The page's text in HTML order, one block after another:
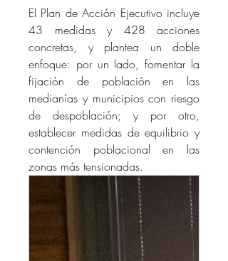
El Plan de Acción Ejecutivo incluye
43 medidas y 428 acciones
concretas, y plantea un doble
enfoque: por un lado, fomentar la
fijación de población en las
medianías y municipios con riesgo
de despoblación; y por otro,
establecer medidas de equilibrio y
contención poblacional en las
zonas más tensionadas.